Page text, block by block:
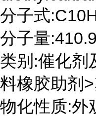
分子式
分子量
类别:催化剂
料橡胶助剂
物化性质:外